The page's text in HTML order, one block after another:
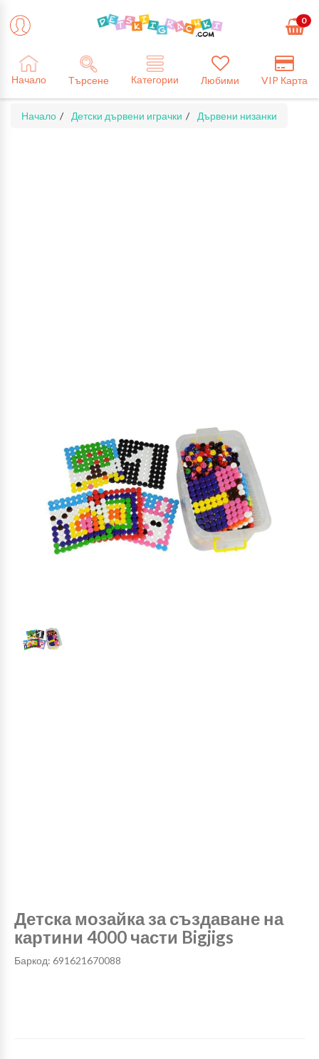
0
Начало Търсене Категории Любими VIP Карта
Начало Детски дървени играчки Дървени низанки
Детска мозайка за създаване на
картини 4000 части Bigjigs
Баркод: 691621670088